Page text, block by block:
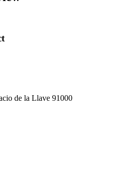
de la Llave 91000